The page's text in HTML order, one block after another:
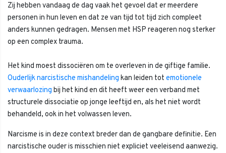
Zij hebben vandaag de dag vaak het gevoel dat er meerdere
personen in hun leven en dat ze van tijd tot tijd zich compleet
anders kunnen gedragen. Mensen met HSP reageren nog sterker
op een complex trauma.
Het kind moest dissociëren om te overleven in de giftige familie.
Ouderlijk narcistische mishandeling kan leiden tot emotionele
verwaarlozing bij het kind en dit heeft weer een verband met
structurele dissociatie op jonge leeftijd en, als het niet wordt
behandeld, ook in het volwassen leven.
Narcisme is in deze context breder dan de gangbare definitie. Een
narcistische ouder is misschien niet expliciet veeleisend aanwezig.